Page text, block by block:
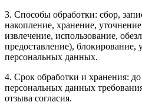
3. Способы обработки: сбор,
накопление, хранение,
извлечение, использование,
предоставление), блокирование,
персональных данных.
4. Срок обработки и хранения:
персональных данных
отзыва согласия.